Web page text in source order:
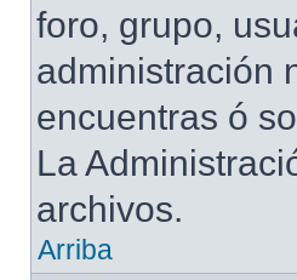
foro, grupo,
administración
encuentras ó
La
archivos.
Arriba